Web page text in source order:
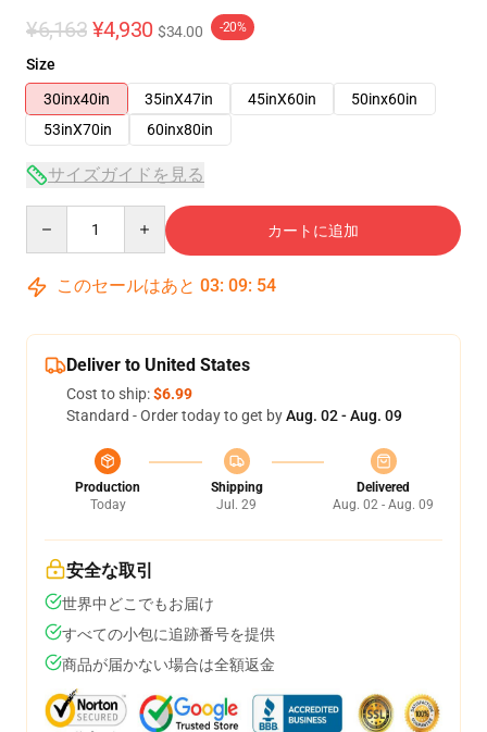
¥6,163 ¥4,930 $34.00 -20%
Size
30inx40in
35inX47in 45inX60in
50inx60in
53inX70in
60inx80in
サイズガイドを見る
カートに追加
このセールはあと 03: 09: 53
Deliver to United States
Cost to ship:$6.99
Standard - Order today to get byAug. 02 - Aug. 09
Production
Today
Shipping
Jul. 29
Delivered
Aug. 02 - Aug. 09
安全な取引
世界中どこでもお届け
すべての小包に追跡番号を提供
商品が届かない場合は全額返金